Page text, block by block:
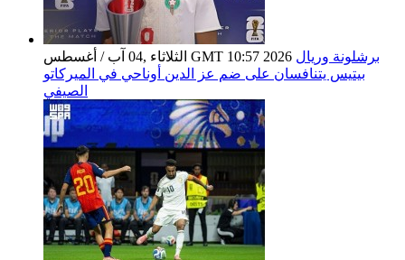
الثلاثاء ,04 آب / أغسطس GMT 10:57 2026 برشلونة وريال
بيتيس يتنافسان على ضم عز الدين أوناحي في الميركاتو
الصيفي